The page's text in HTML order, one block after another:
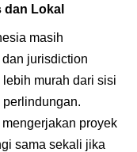
dan Lokal
masih
dan jurisdiction
lebih murah dari sisi
perlindungan.
proyek
sama sekali jika